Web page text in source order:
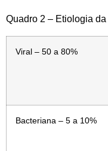
Quadro 2 – Etiologia
Viral – 50 a 80%
Bacteriana – 5 a 10%